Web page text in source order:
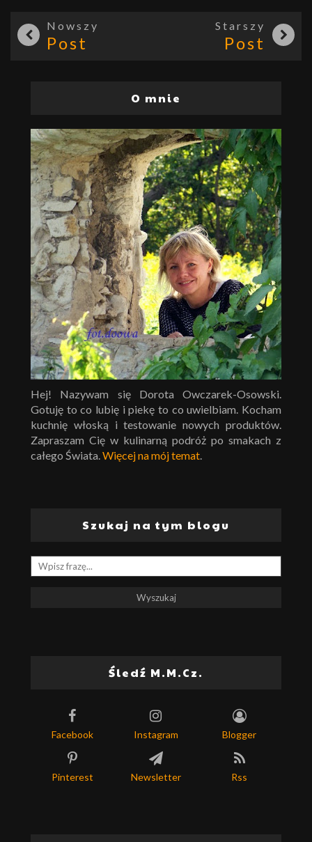
Nowszy
Post
Starszy
Post
O mnie
Hej! Nazywam się Dorota Owczarek-Osowski.
Gotuję to co lubię i piekę to co uwielbiam. Kocham
kuchnię włoską i testowanie nowych produktów.
Zapraszam Cię w kulinarną podróż po smakach z
całego Świata.Więcej na mój temat.
Szukaj na tym blogu
Śledź M.M.Cz.
Facebook Instagram Blogger
Pinterest Newsletter Rss